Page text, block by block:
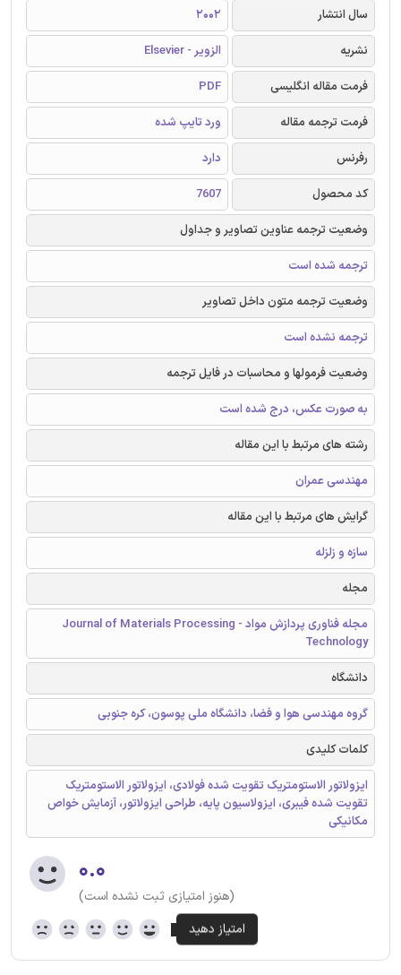
سال انتشار
2002
نشریه
الزویر - Elsevier
فرمت مقاله انگلیسی
PDF
فرمت ترجمه مقاله
ورد تایپ شده
رفرنس
دارد
کد محصول
7607
وضعیت ترجمه عناوین تصاویر و جداول
ترجمه شده است
وضعیت ترجمه متون داخل تصاویر
ترجمه نشده است
وضعیت فرمولها و محاسبات در فایل ترجمه
به صورت عکس، درج شده است
رشته های مرتبط با این مقاله
مهندسی عمران
گرایش های مرتبط با این مقاله
سازه و زلزله
مجله
مجله فناوری پردازش مواد - Journal of Materials Processing
Technology
دانشگاه
گروه مهندسی هوا و فضا، دانشگاه ملی پوسون، کره جنوبی
کلمات کلیدی
ایزولاتور الاستومتریک تقویت شده فولادی، ایزولاتور الاستومتریک
تقویت شده فیبری، ایزولاسیون پایه، طراحی ایزولاتور، آزمایش خواص
مکانیکی
۰.۰
(هنوز امتیازی ثبت نشده است)